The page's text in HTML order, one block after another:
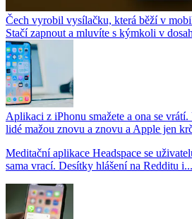
Čech vyrobil vysílačku, která běží v
Stačí zapnout a mluvíte s kýmkoli v
Aplikaci z iPhonu smažete a ona se
lidé mažou znovu a znovu a Apple jen
Meditační aplikace Headspace se
sama vrací. Desítky hlášení na Redditu i...